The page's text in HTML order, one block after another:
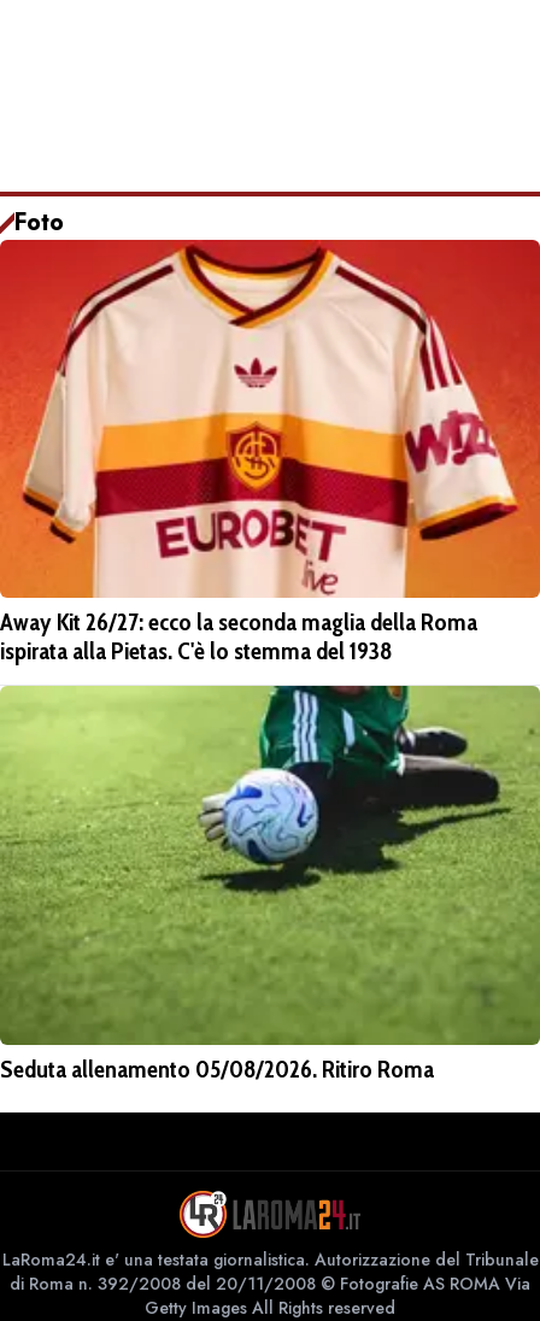
Foto
Away Kit 26/27: ecco la seconda maglia della Roma
ispirata alla Pietas. C'è lo stemma del 1938
Seduta allenamento 05/08/2026. Ritiro Roma
LaRoma24.it e' una testata giornalistica. Autorizzazione del Tribunale
di Roma n. 392/2008 del 20/11/2008 © Fotografie AS ROMA Via
Getty Images All Rights reserved